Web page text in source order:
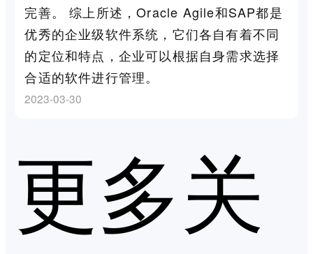
完善。 综上所述，Oracle Agile和SAP都是
优秀的企业级软件系统，它们各自有着不同
的定位和特点，企业可以根据自身需求选择
合适的软件进行管理。
2023-03-30
更多关